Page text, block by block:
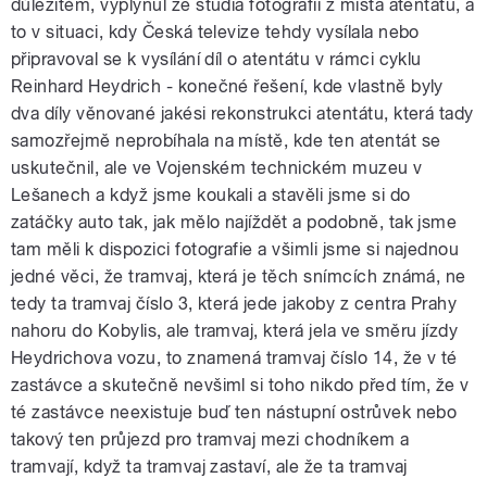
důležitém, vyplynul ze studia fotografií z místa atentátu, a
to v situaci, kdy Česká televize tehdy vysílala nebo
připravoval se k vysílání díl o atentátu v rámci cyklu
Reinhard Heydrich - konečné řešení, kde vlastně byly
dva díly věnované jakési rekonstrukci atentátu, která tady
samozřejmě neprobíhala na místě, kde ten atentát se
uskutečnil, ale ve Vojenském technickém muzeu v
Lešanech a když jsme koukali a stavěli jsme si do
zatáčky auto tak, jak mělo najíždět a podobně, tak jsme
tam měli k dispozici fotografie a všimli jsme si najednou
jedné věci, že tramvaj, která je těch snímcích známá, ne
tedy ta tramvaj číslo 3, která jede jakoby z centra Prahy
nahoru do Kobylis, ale tramvaj, která jela ve směru jízdy
Heydrichova vozu, to znamená tramvaj číslo 14, že v té
zastávce a skutečně nevšiml si toho nikdo před tím, že v
té zastávce neexistuje buď ten nástupní ostrůvek nebo
takový ten průjezd pro tramvaj mezi chodníkem a
tramvají, když ta tramvaj zastaví, ale že ta tramvaj